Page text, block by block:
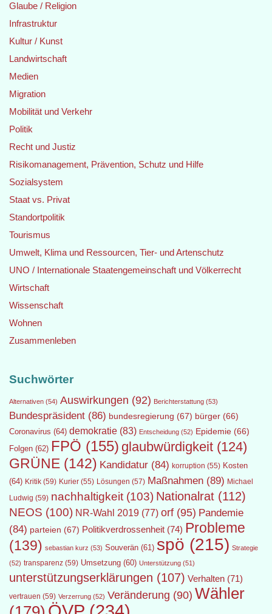
Glaube / Religion
Infrastruktur
Kultur / Kunst
Landwirtschaft
Medien
Migration
Mobilität und Verkehr
Politik
Recht und Justiz
Risikomanagement, Prävention, Schutz und Hilfe
Sozialsystem
Staat vs. Privat
Standortpolitik
Tourismus
Umwelt, Klima und Ressourcen, Tier- und Artenschutz
UNO / Internationale Staatengemeinschaft und Völkerrecht
Wirtschaft
Wissenschaft
Wohnen
Zusammenleben
Suchwörter
Alternativen (54) Auswirkungen (92) Berichterstattung (53)
Bundespräsident (86) bundesregierung (67) bürger (66)
Coronavirus (64) demokratie (83) Entscheidung (52) Epidemie (66)
Folgen (62) FPÖ (155) glaubwürdigkeit (124)
GRÜNE (142) Kandidatur (84) korruption (55) Kosten
(64) Kritik (59) Kurier (55) Lösungen (57) Maßnahmen (89) Michael
Ludwig (59) nachhaltigkeit (103) Nationalrat (112)
NEOS (100) NR-Wahl 2019 (77) orf (95) Pandemie
(84) parteien (67) Politikverdrossenheit (74) Probleme
(139) sebastian kurz (53) Souverän (61) spö (215) Strategie
(52) transparenz (59) Umsetzung (60) Unterstützung (51)
unterstützungserklärungen (107) Verhalten (71)
vertrauen (59) Verzerrung (52) Veränderung (90) Wähler